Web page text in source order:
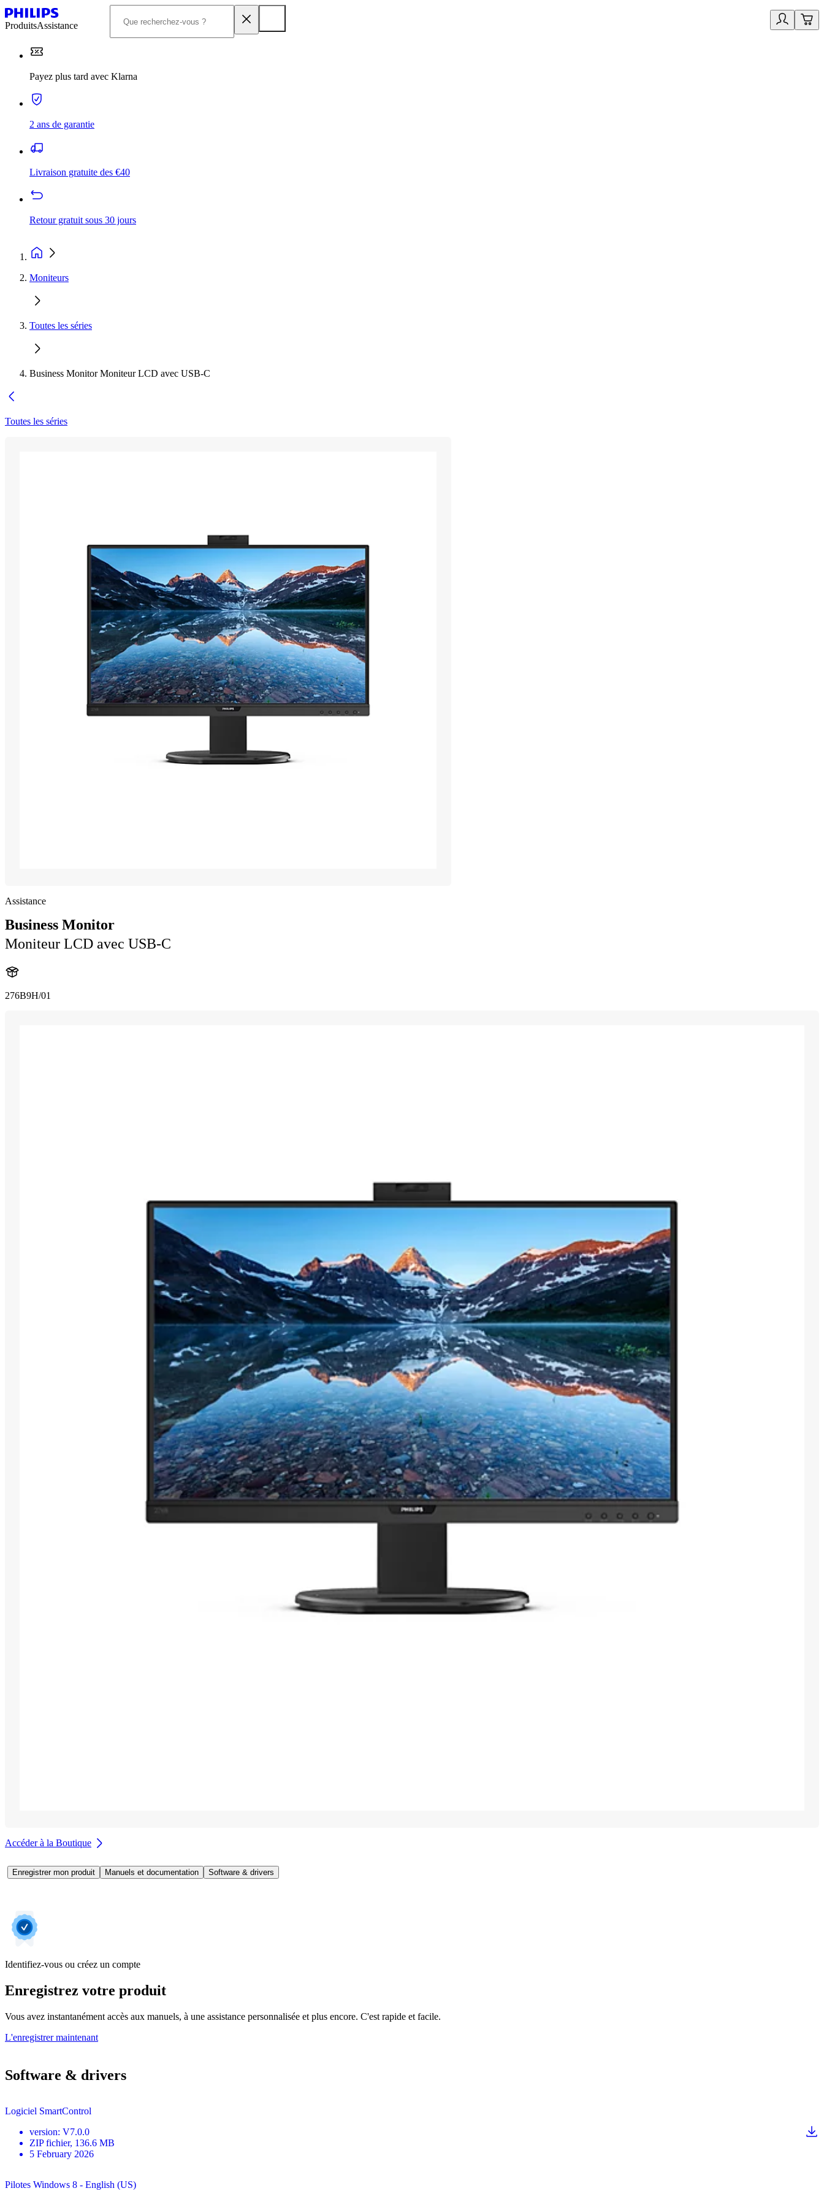
ProduitsAssistance
Payez plus tard avec Klarna
2 ans de garantie
Livraison gratuite des €40
Retour gratuit sous 30 jours
Moniteurs
Toutes les séries
Business Monitor Moniteur LCD avec USB-C
Toutes les séries
Assistance
Business Monitor
Moniteur LCD avec USB-C
276B9H/01
Accéder à la Boutique
Enregistrer mon produit Manuels et documentation Software & drivers
Identifiez-vous ou créez un compte
Enregistrez votre produit
Vous avez instantanément accès aux manuels, à une assistance personnalisée et plus encore. C'est rapide et facile.
L'enregistrer maintenant
Software & drivers
Logiciel SmartControl
version: V7.0.0
ZIP fichier, 136.6 MB
5 February 2026
Pilotes Windows 8 - English (US)